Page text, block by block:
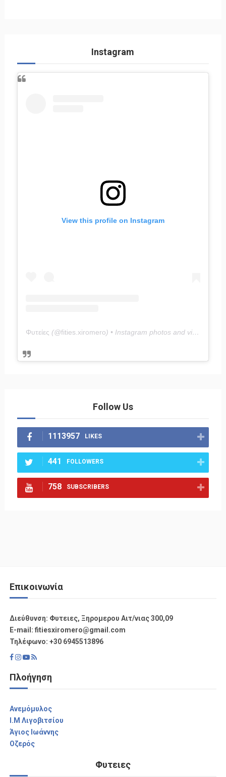
Instagram
View this profile on Instagram
Φυτείες (@fities.xiromero) • Instagram photos and videos
Follow Us
1113957 LIKES
441 FOLLOWERS
758 SUBSCRIBERS
Επικοινωνία
Διεύθυνση: Φυτειες, Ξηρομερου Αιτ/νιας 300,09
Ε-mail: fitiesxiromero@gmail.com
Τηλέφωνο: +30 6945513896
Πλοήγηση
Aνεμόμυλος
I.M Λιγοβιτσίου
Άγιος Ιωάννης
Οζερός
Φυτειες